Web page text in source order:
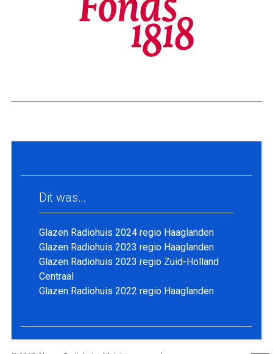
Dit was…
Glazen Radiohuis 2024 regio Haaglanden
Glazen Radiohuis 2023 regio Haaglanden
Glazen Radiohuis 2023 regio Zuid-Holland
Centraal
Glazen Radiohuis 2022 regio Haaglanden